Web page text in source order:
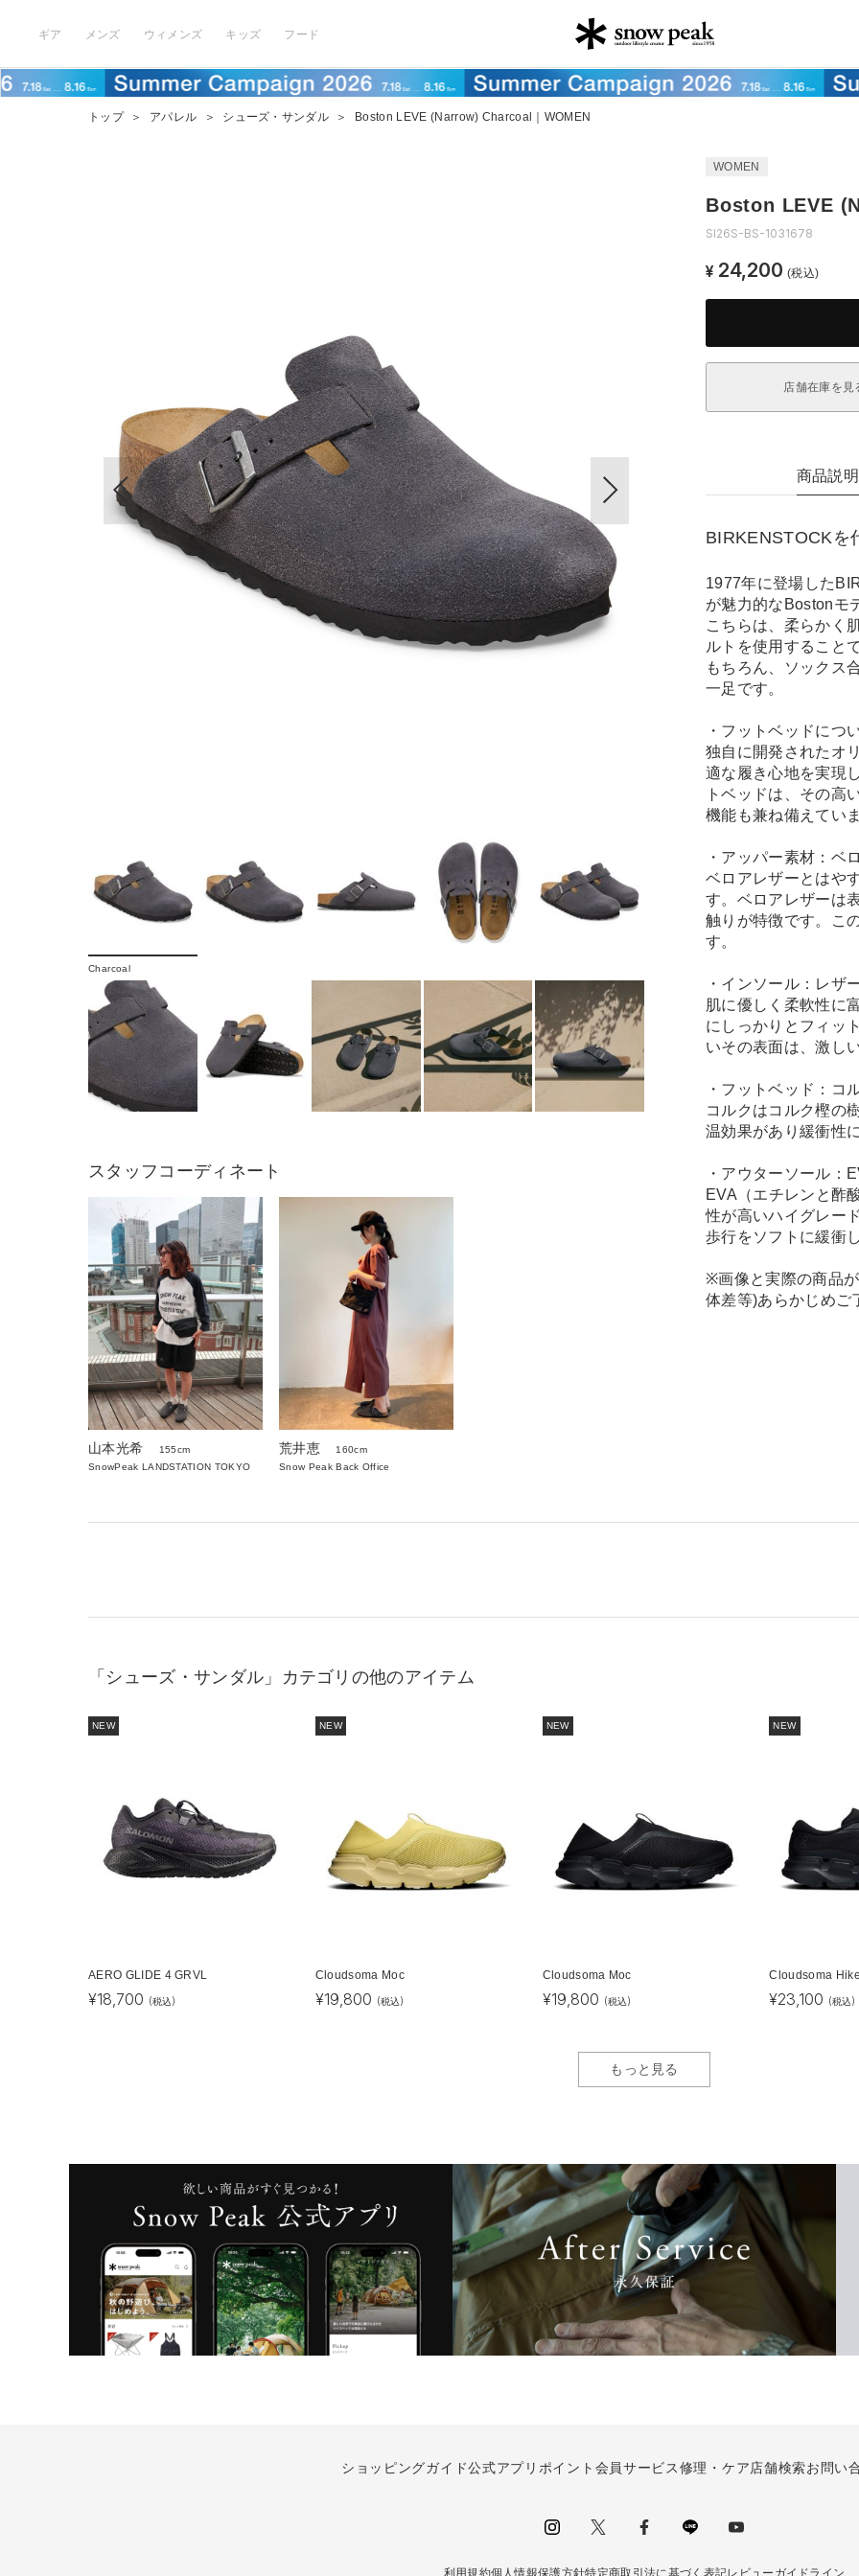
ギア メンズ ウィメンズ キッズ フード
トップ ＞ アパレル ＞ シューズ・サンダル ＞ Boston LEVE (Narrow) Charcoal｜WOMEN
Charcoal
WOMEN
Boston LEVE
SI26S-BS-1031678
¥ 24,200 (税込)
店舗在庫を見
商品説明
BIRKENSTOCKを
1977年に登場した
が魅力的なBostonモ
こちらは、柔らかく
ルトを使用すること
もちろん、ソックス
一足です。
・フットベッドにつ
独自に開発されたオ
適な履き心地を実現
トベッドは、その高
機能も兼ね備えていま
・アッパー素材：ベ
ベロアレザーとはや
す。ベロアレザーは
触りが特徴です。こ
す。
・インソール：レザ
肌に優しく柔軟性に
にしっかりとフィッ
いその表面は、激し
・フットベッド：コ
コルクはコルク樫の
温効果があり緩衝性
・アウターソール：
EVA（エチレンと酢
性が高いハイグレー
歩行をソフトに緩衝
※画像と実際の商品
体差等)あらかじめご
スタッフコーディネート
山本光希
155cm
SnowPeak LANDSTATION TOKYO
荒井恵
160cm
Snow Peak Back Office
「シューズ・サンダル」カテゴリの他のアイテム
NEW
AERO GLIDE 4 GRVL
¥18,700 (税込)
NEW
Cloudsoma Moc
¥19,800 (税込)
NEW
Cloudsoma Moc
¥19,800 (税込)
NEW
Cloudsoma Hike
¥23,100 (税込)
もっと見る
ショッピングガイド公式アプリ ポイント会員サービス修理・ケア店舗検索お問い
利用規約個人情報保護方針特定商取引法に基づく表記レビューガイドライン